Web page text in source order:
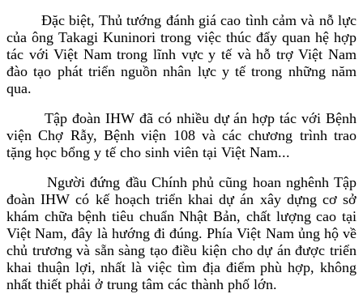
Đặc biệt, Thủ tướng đánh giá cao tình cảm và nỗ lực
của ông Takagi Kuninori trong việc thúc đẩy quan hệ hợp
tác với Việt Nam trong lĩnh vực y tế và hỗ trợ Việt Nam
đào tạo phát triển nguồn nhân lực y tế trong những năm
qua.
Tập đoàn IHW đã có nhiều dự án hợp tác với Bệnh
viện Chợ Rẫy, Bệnh viện 108 và các chương trình trao
tặng học bổng y tế cho sinh viên tại Việt Nam...
Người đứng đầu Chính phủ cũng hoan nghênh Tập
đoàn IHW có kế hoạch triển khai dự án xây dựng cơ sở
khám chữa bệnh tiêu chuẩn Nhật Bản, chất lượng cao tại
Việt Nam, đây là hướng đi đúng. Phía Việt Nam ủng hộ về
chủ trương và sẵn sàng tạo điều kiện cho dự án được triển
khai thuận lợi, nhất là việc tìm địa điểm phù hợp, không
nhất thiết phải ở trung tâm các thành phố lớn.